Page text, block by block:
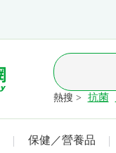
熱搜 > 抗菌
保健／營養品